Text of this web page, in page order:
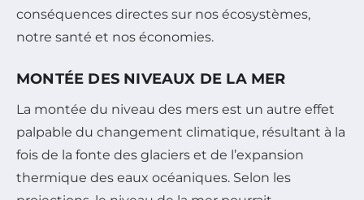
conséquences directes sur nos écosystèmes,
notre santé et nos économies.
MONTÉE DES NIVEAUX DE LA MER
La montée du niveau des mers est un autre effet
palpable du changement climatique, résultant à la
fois de la fonte des glaciers et de l’expansion
thermique des eaux océaniques. Selon les